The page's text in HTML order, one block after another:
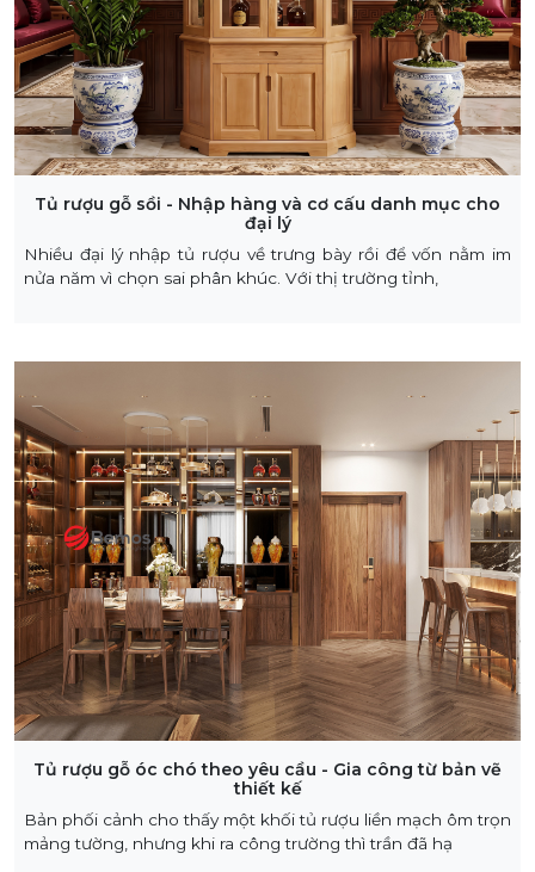
Tủ rượu gỗ sồi - Nhập hàng và cơ cấu danh mục cho
đại lý
Nhiều đại lý nhập tủ rượu về trưng bày rồi để vốn nằm im
nửa năm vì chọn sai phân khúc. Với thị trường tỉnh,
Tủ rượu gỗ óc chó theo yêu cầu - Gia công từ bản vẽ
thiết kế
Bản phối cảnh cho thấy một khối tủ rượu liền mạch ôm trọn
mảng tường, nhưng khi ra công trường thì trần đã hạ